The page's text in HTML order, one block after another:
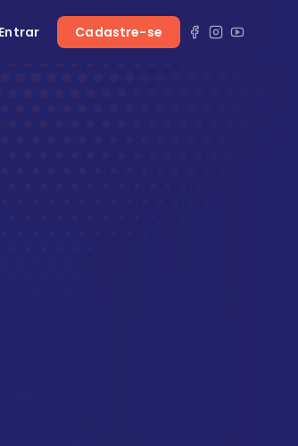
Entrar Cadastre-se